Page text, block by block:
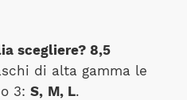
scegliere? 8,5
di alta gamma le
3: S, M, L.